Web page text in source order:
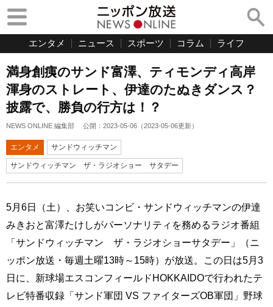
エンタメ ニュース スポーツ コラム ライフ
満身創痍のサンド富澤、ティモンディ高岸
渾身のストレート、伊達のたぬきダンス？
披露で、勝負の行方は！？
NEWS ONLINE 編集部 公開： 2023-05-06 （2023-05-06更新）
エンタメ サンドウィッチマン
サンドウィッチマン ザ・ラジオショー サタデー
5月6日（土）、お笑いコンビ・サンドウィッチマンの伊達
みきおと富澤たけしがパーソナリティを務めるラジオ番組
「サンドウィッチマン ザ・ラジオショーサタデー」（ニ
ッポン放送・毎週土曜13時～15時）が放送。この日は5月3
日に、新球場エスコンフィールドHOKKAIDOで行われたテ
レビ特番収録「サンド軍団 VS ファイターズOB軍団」野球